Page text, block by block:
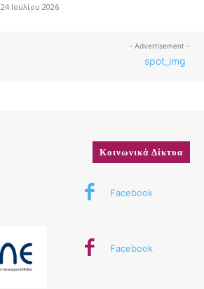
24 Ιουλίου 2026
- Advertisement -
Κοινωνικά Δίκτυα
Facebook
Facebook